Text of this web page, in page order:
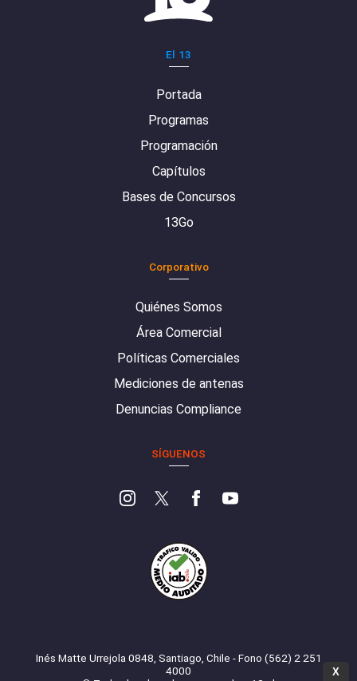
El 13
Portada
Programas
Programación
Capítulos
Bases de Concursos
13Go
Corporativo
Quiénes Somos
Área Comercial
Políticas Comerciales
Mediciones de antenas
Denuncias Compliance
SÍGUENOS
Inés Matte Urrejola 0848, Santiago, Chile - Fono (562) 2 251
4000
X